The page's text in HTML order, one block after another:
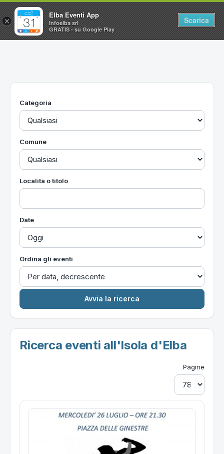
Home
Utilità
Categoria
Comune
Località o titolo
Date
Ordina gli eventi
Ricerca eventi all'Isola d'Elba
Pagine
×
Elba Eventi App
Infoelba srl
GRATIS - su Google Play
Scarica